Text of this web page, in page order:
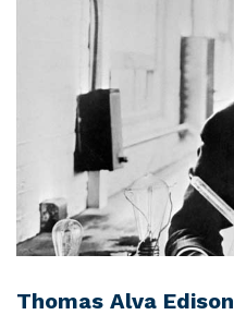
Thomas Alva Edison